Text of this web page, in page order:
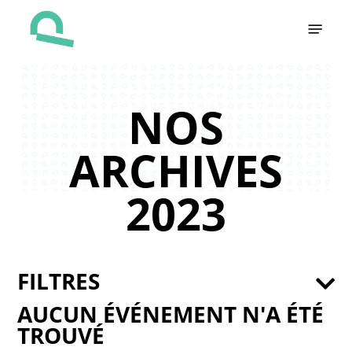
NOS
ARCHIVES
2023
AUCUN ÉVÉNEMENT N'A ÉTÉ
TROUVÉ
FILTRES